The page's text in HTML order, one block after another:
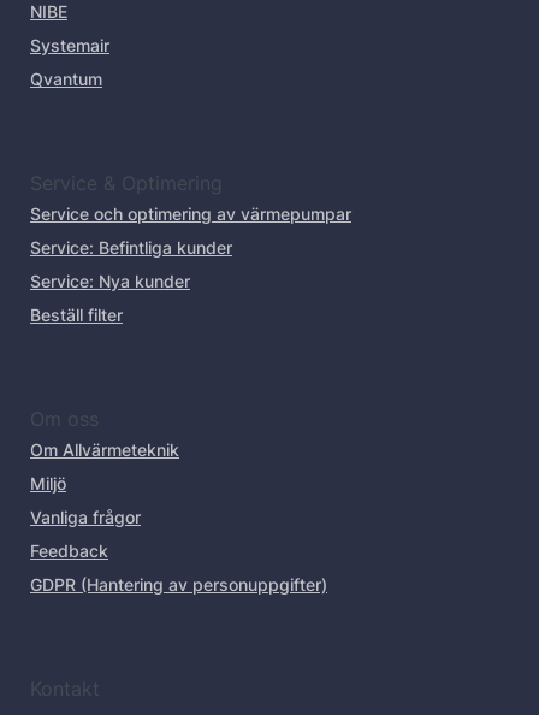
NIBE
Systemair
Qvantum
Service & Optimering
Service och optimering av värmepumpar
Service: Befintliga kunder
Service: Nya kunder
Beställ filter
Om oss
Om Allvärmeteknik
Miljö
Vanliga frågor
Feedback
GDPR (Hantering av personuppgifter)
Kontakt